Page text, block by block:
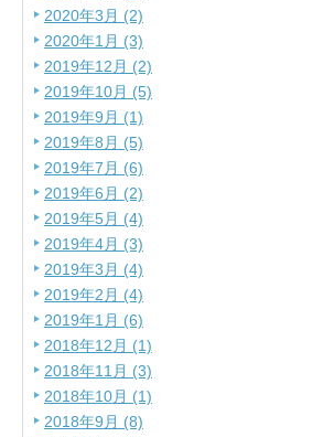
2020年3月 (2)
2020年1月 (3)
2019年12月 (2)
2019年10月 (5)
2019年9月 (1)
2019年8月 (5)
2019年7月 (6)
2019年6月 (2)
2019年5月 (4)
2019年4月 (3)
2019年3月 (4)
2019年2月 (4)
2019年1月 (6)
2018年12月 (1)
2018年11月 (3)
2018年10月 (1)
2018年9月 (8)